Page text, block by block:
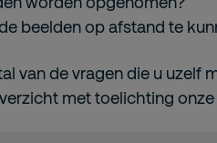
beelden op afstand te
van de vragen die u uzelf
met toelichting